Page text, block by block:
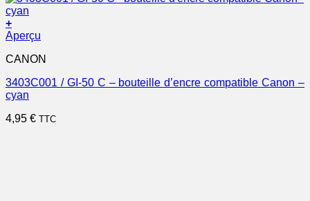
+
Aperçu
CANON
3403C001 / GI-50 C – bouteille d’encre compatible Canon –
cyan
4,95 € TTC